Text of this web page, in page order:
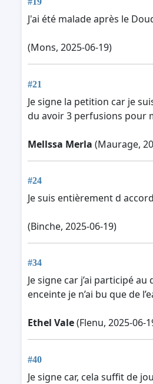
J'ai été malade après le
(Mons, 2025-06-19)
#21
Je signe la petition car je
du avoir 3 perfusions pour
Mellssa Merla (Maurage,
#24
Je suis entièrement d
(Binche, 2025-06-19)
#34
Je signe car j’ai participé
enceinte je n’ai bu que de
Ethel Vale(Flenu, 2025-06-
#40
Je signe car, cela suffit de